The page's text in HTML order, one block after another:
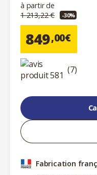
à partir de
1 213,22 €
-30%
849,00€
(7)
Fabrication